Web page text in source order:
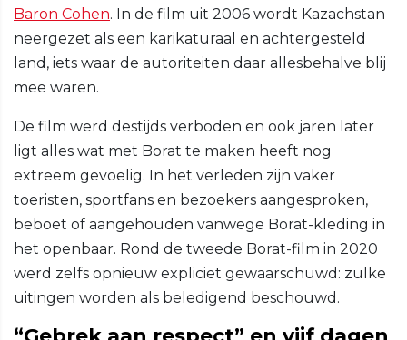
Baron Cohen. In de film uit 2006 wordt Kazachstan
neergezet als een karikaturaal en achtergesteld
land, iets waar de autoriteiten daar allesbehalve blij
mee waren.
De film werd destijds verboden en ook jaren later
ligt alles wat met Borat te maken heeft nog
extreem gevoelig. In het verleden zijn vaker
toeristen, sportfans en bezoekers aangesproken,
beboet of aangehouden vanwege Borat-kleding in
het openbaar. Rond de tweede Borat-film in 2020
werd zelfs opnieuw expliciet gewaarschuwd: zulke
uitingen worden als beledigend beschouwd.